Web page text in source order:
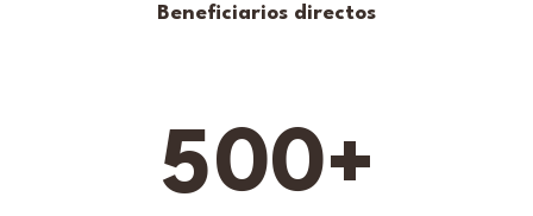
Beneficiarios directos
500+